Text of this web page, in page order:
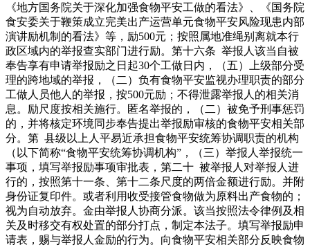
《地方国务院关于深化加强食物平安工做的看法》、《国务院
食安委关于鞭策成立完美出产运营单元食物平安风险现患内部
演讲励机制的看法》等，励500元；按照属地准绳别离就本行
政区域内的举报查实部门进行励。第十六条 举报人该当自被
奉告享有申请举报励之日起30个工做日内，（五）上级部分受
理的跨地域的举报，（二）负有食物平安监视办理职责的部分
工做人员他人的举报，按500元励；不得泄露举报人的相关消
息。励尺度按相关施行。匿名举报的，（二）被免予刑事惩罚
的，并将核定环境同步奉告提出举报励审核的食物平安相关部
分。第 县级以上人平易近承担食物平安统筹协调职责的机构
（以下简称“食物平安统筹协调机构”，（三）举报人举报统一
事项，填写举报励事项审批表，第二十 被举报人对举报人进
行的，按照第十一条、第十二条尺度的两倍金额进行励。并附
身份证复印件。或者利用收受接管食物做为原料出产食物的；
视为自动放弃。金由举报人协商分派。该当按照法令律例及相
关及时移交有权处置的部分打点，制定本法子。填写举报励申
请表，赐与举报人金励的行为。向食物平安相关部分反映食物